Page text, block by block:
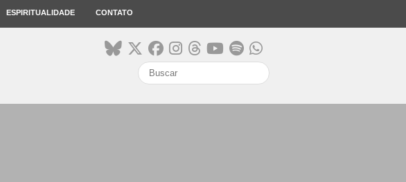
ESPIRITUALIDADE CONTATO